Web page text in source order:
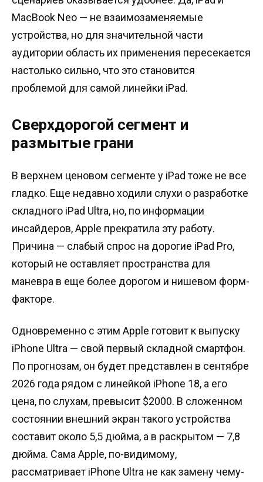
MacBook Neo — не взаимозаменяемые
устройства, но для значительной части
аудитории область их применения пересекается
настолько сильно, что это становится
проблемой для самой линейки iPad.
Сверхдорогой сегмент и
размытые грани
В верхнем ценовом сегменте у iPad тоже не все
гладко. Еще недавно ходили слухи о разработке
складного iPad Ultra, но, по информации
инсайдеров, Apple прекратила эту работу.
Причина — слабый спрос на дорогие iPad Pro,
который не оставляет пространства для
маневра в еще более дорогом и нишевом форм-
факторе.
Одновременно с этим Apple готовит к выпуску
iPhone Ultra — свой первый складной смартфон.
По прогнозам, он будет представлен в сентябре
2026 года рядом с линейкой iPhone 18, а его
цена, по слухам, превысит $2000. В сложенном
состоянии внешний экран такого устройства
составит около 5,5 дюйма, а в раскрытом — 7,8
дюйма. Сама Apple, по-видимому,
рассматривает iPhone Ultra не как замену чему-